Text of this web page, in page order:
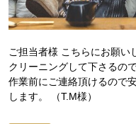
ご担当者様 こちらにお願い
クリーニングして下さるの
作業前にご連絡頂けるので
します。 （T.M様）